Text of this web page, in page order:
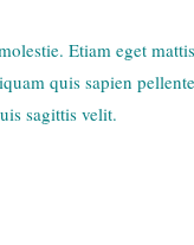
Etiam eget
quis sapien
sagittis velit.